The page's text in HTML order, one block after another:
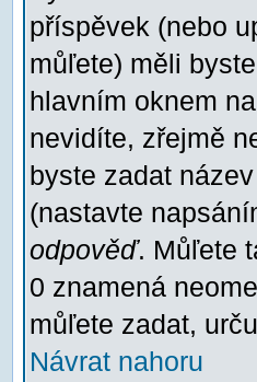
příspěvek (nebo
můľete) měli
hlavním oknem
nevidíte, zřejmě
byste zadat
(nastavte
odpověď. Můľete
0 znamená
můľete zadat,
Návrat nahoru